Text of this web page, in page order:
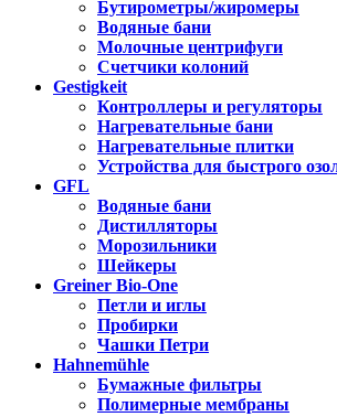
Бутирометры/жиромеры
Водяные бани
Молочные центрифуги
Счетчики колоний
Gestigkeit
Контроллеры и регуляторы
Нагревательные бани
Нагревательные плитки
Устройства для быстрого
GFL
Водяные бани
Дистилляторы
Морозильники
Шейкеры
Greiner Bio-One
Петли и иглы
Пробирки
Чашки Петри
Hahnemühle
Бумажные фильтры
Полимерные мембраны